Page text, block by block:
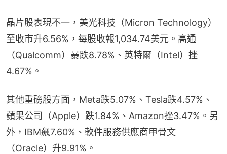
晶片股表現不一，美光科技（Micron Technology）
至收市升6.56%，每股收報1,034.74美元。高通
（Qualcomm）暴跌8.78%、英特爾（Intel）挫
4.67%。
其他重磅股方面，Meta跌5.07%、Tesla跌4.57%、
蘋果公司（Apple）跌1.84%、Amazon挫3.47%。另
外，IBM飆7.60%、軟件服務供應商甲骨文
（Oracle）升9.91%。